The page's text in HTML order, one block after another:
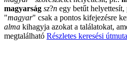
magyarság sz?n egy betűt helyettesít,
"magyar" csak a pontos kifejezésre
alma kihagyja azokat a találatokat,
megtalálható Részletes keresési